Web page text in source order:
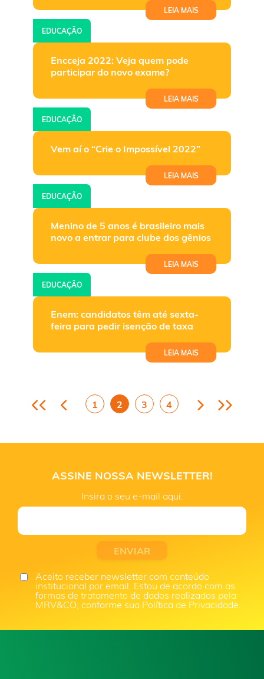
LEIA MAIS
EDUCAÇÃO
Encceja 2022: Veja quem pode
participar do novo exame?
LEIA MAIS
EDUCAÇÃO
Vem aí o “Crie o Impossível 2022”
LEIA MAIS
EDUCAÇÃO
Menino de 5 anos é brasileiro mais
novo a entrar para clube dos gênios
LEIA MAIS
EDUCAÇÃO
Enem: candidatos têm até sexta-
feira para pedir isenção de taxa
LEIA MAIS
1 2 3 4
ASSINE NOSSA NEWSLETTER!
Insira o seu e-mail aqui.
Aceito receber newsletter com conteúdo
institucional por email. Estou de acordo com as
formas de tratamento de dados realizados pela
MRV&CO, conforme sua Política de Privacidade.